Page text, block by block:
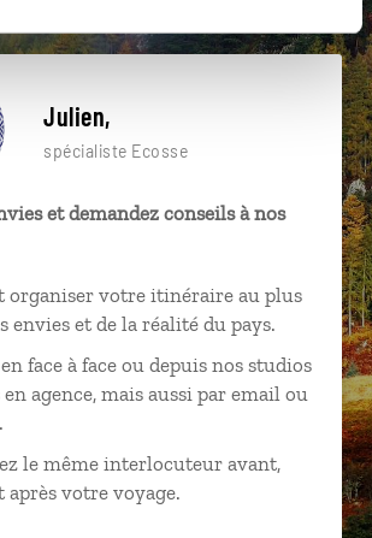
Julien,
spécialiste Ecosse
et demandez conseils à nos
organiser votre itinéraire au plus
envies et de la réalité du pays.
face à face ou depuis nos studios
agence, mais aussi par email ou
le même interlocuteur avant,
après votre voyage.